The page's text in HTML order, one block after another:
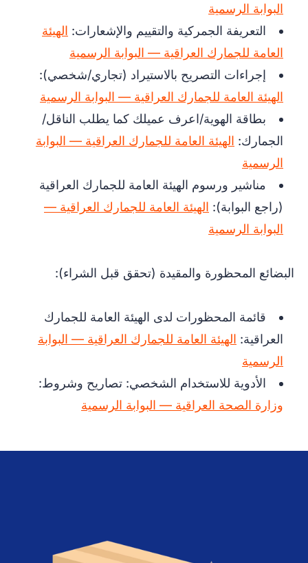
البوابة الرسمية
التعريفة الجمركية والتقييم والإشعارات: الهيئة
العامة للجمارك العراقية — البوابة الرسمية
إجراءات التصريح بالاستيراد (تجاري/شخصي):
الهيئة العامة للجمارك العراقية — البوابة الرسمية
بطاقة الهوية/اعرف عميلك كما يطلب الناقل/
الجمارك: الهيئة العامة للجمارك العراقية — البوابة
الرسمية
مناشير ورسوم الهيئة العامة للجمارك العراقية
(راجع البوابة): الهيئة العامة للجمارك العراقية —
البوابة الرسمية
البضائع المحظورة والمقيدة (تحقق قبل الشراء):
قائمة المحظورات لدى الهيئة العامة للجمارك
العراقية: الهيئة العامة للجمارك العراقية — البوابة
الرسمية
الأدوية للاستخدام الشخصي: تصاريح وشروط:
وزارة الصحة العراقية — البوابة الرسمية